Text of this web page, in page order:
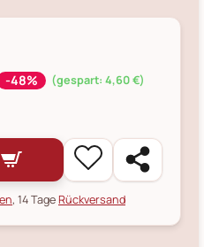
-48% (gespart: 4,60 €)
, 14 TageRückversand